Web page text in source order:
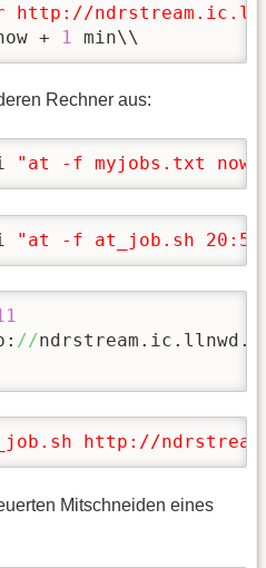
http://
+ 1 min\\
Rechner aus:
"at -f myjobs.txt now
"at -f at_job.sh 20:51
//
http://
Mitschneiden eines